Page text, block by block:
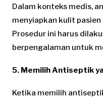
Dalam konteks medis,
menyiapkan kulit
Prosedur ini harus
berpengalaman untuk
5. Memilih Antiseptik
Ketika memilih